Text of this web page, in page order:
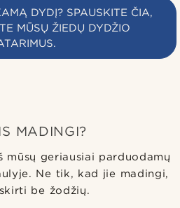
DYDĮ? SPAUSKITE ČIA,
MŪSŲ ŽIEDŲ DYDŽIO
MADINGI?
geriausiai parduodamų
Ne tik, kad jie madingi,
be žodžių.